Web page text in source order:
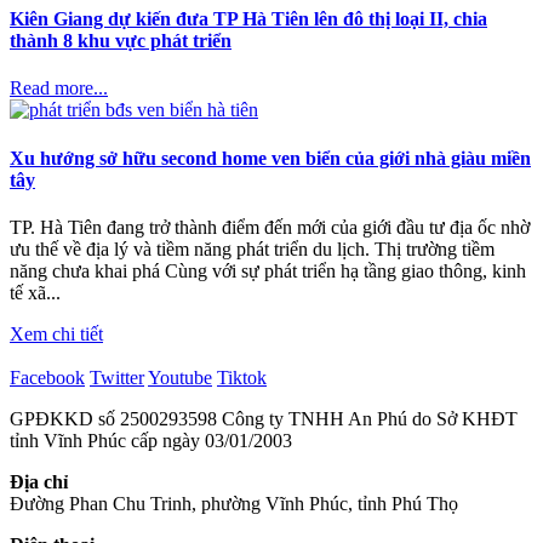
Kiên Giang dự kiến đưa TP Hà Tiên lên đô thị loại II, chia
thành 8 khu vực phát triển
Read more...
Xu hướng sở hữu second home ven biển của giới nhà giàu miền
tây
TP. Hà Tiên đang trở thành điểm đến mới của giới đầu tư địa ốc nhờ
ưu thế về địa lý và tiềm năng phát triển du lịch. Thị trường tiềm
năng chưa khai phá Cùng với sự phát triển hạ tầng giao thông, kinh
tế xã...
Xem chi tiết
Facebook TwitterYoutube Tiktok
GPĐKKD số 2500293598 Công ty TNHH An Phú do Sở KHĐT
tỉnh Vĩnh Phúc cấp ngày 03/01/2003
Địa chỉ
Đường Phan Chu Trinh, phường Vĩnh Phúc, tỉnh Phú Thọ